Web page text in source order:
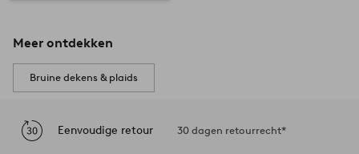
Meer ontdekken
Bruine dekens & plaids
Eenvoudige retour 30 dagen retourrecht*